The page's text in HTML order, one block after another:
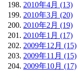
2010年4月 (13)
2010年3月 (20)
2010年2月 (19)
2010年1月 (17)
2009年12月 (15)
2009年11月 (15)
2009年10月 (17)